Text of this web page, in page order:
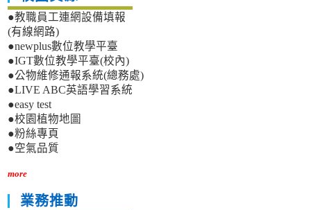
●教職員工連網設備填報
(有線網路)
●newplus數位教學平臺
●IGT數位教學平臺(校內)
●公物維修通報系統(總務處)
●LIVE ABC英語學習系統
●easy test
●校園植物地圖
●粉絲專頁
●空氣品質
more
業務推動